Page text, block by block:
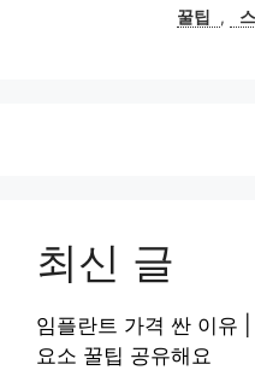
꿀팁
,
최신 글
임플란트 가격 싼 이유
요소 꿀팁 공유해요